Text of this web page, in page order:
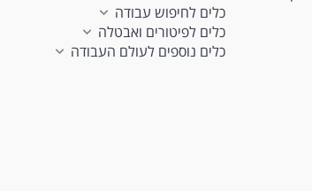
כלים לחיפוש עבודה
כלים לפיטורים ואבטלה
כלים נוספים לעולם העבודה